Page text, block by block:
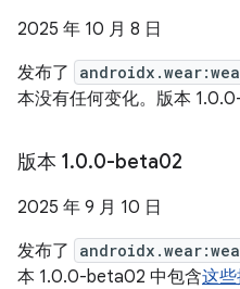
2025 年 10 月 8 日
发布了
本没有任何变化。版本
版本 1.0.0-beta02
2025 年 9 月 10 日
发布了
本 1.0.0-beta02 中包含这